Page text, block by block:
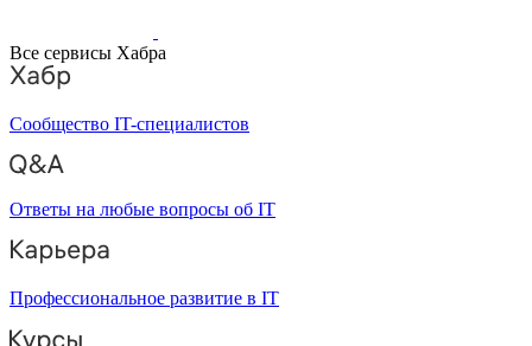
Все сервисы Хабра
Сообщество IT-специалистов
Ответы на любые вопросы об IT
Профессиональное развитие в IT